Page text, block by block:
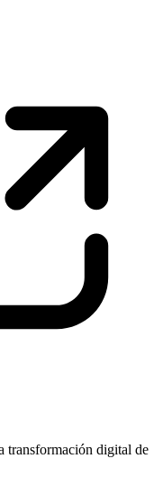
transformación digital de